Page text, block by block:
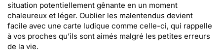
situation potentiellement gênante en un moment
chaleureux et léger. Oublier les malentendus devient
facile avec une carte ludique comme celle-ci, qui rappelle
à vos proches qu’ils sont aimés malgré les petites erreurs
de la vie.